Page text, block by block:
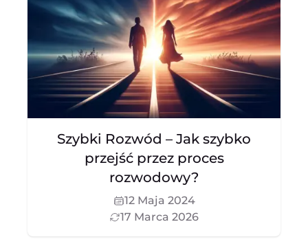
Szybki Rozwód – Jak szybko
przejść przez proces
rozwodowy?
12 Maja 2024
17 Marca 2026